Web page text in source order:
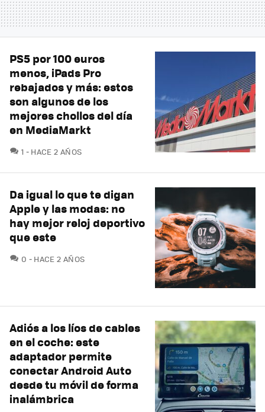
PS5 por 100 euros
menos, iPads Pro
rebajados y más: estos
son algunos de los
mejores chollos del día
en MediaMarkt
1 COMENTARIOS
HACE 2 AÑOS
Da igual lo que te digan
Apple y las modas: no
hay mejor reloj deportivo
que este
0 COMENTARIOS
HACE 2 AÑOS
Adiós a los líos de cables
en el coche: este
adaptador permite
conectar Android Auto
desde tu móvil de forma
inalámbrica